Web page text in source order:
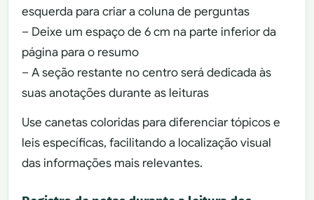
esquerda para criar a coluna de perguntas
– Deixe um espaço de 6 cm na parte inferior da
página para o resumo
– A seção restante no centro será dedicada às
suas anotações durante as leituras
Use canetas coloridas para diferenciar tópicos e
leis específicas, facilitando a localização visual
das informações mais relevantes.